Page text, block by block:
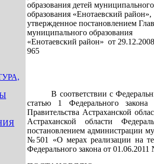
образования детей муниципального
образования «Енотаевский район»,
утвержденное постановлением
муниципального образования
«Енотаевский район» от
965
В соответствии с
статью 1 Федерального
Правительства Астраханской
Астраханской области
постановлением администрации
№501 «О мерах реализации на
Федерального закона от